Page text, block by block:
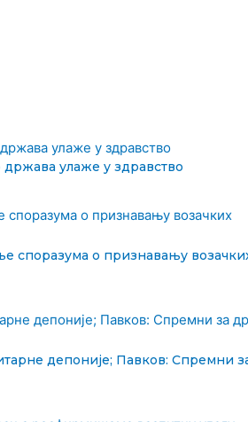
улаже у здравство
споразума о признавању
депоније; Павков: Спремни